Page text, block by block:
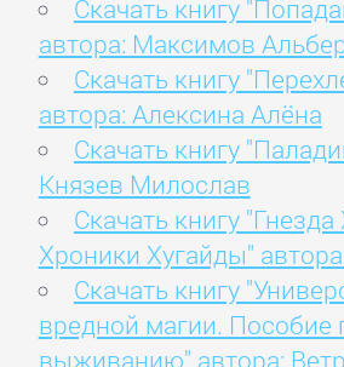
Скачать книгу
автора: Максимов
Скачать книгу
автора: Алексина Алёна
Скачать книгу
Князев Милослав
Скачать книгу
Хроники Хугайды"
Скачать книгу
вредной магии. Пособие